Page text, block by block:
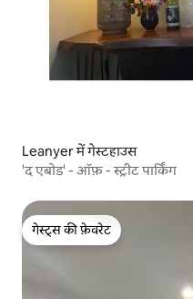
Leanyer में गेस्टहाउस
'द एबोड' - ऑफ़ - स्ट्रीट पार्किंग
गेस्ट्स की फ़ेवरेट
गेस्ट्स की फ़ेवरेट